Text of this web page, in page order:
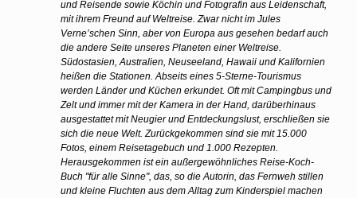
und Reisende sowie Köchin und Fotografin aus Leidenschaft,
mit ihrem Freund auf Weltreise. Zwar nicht im Jules
Verne’schen Sinn, aber von Europa aus gesehen bedarf auch
die andere Seite unseres Planeten einer Weltreise.
Südostasien, Australien, Neuseeland, Hawaii und Kalifornien
heißen die Stationen. Abseits eines 5-Sterne-Tourismus
werden Länder und Küchen erkundet. Oft mit Campingbus und
Zelt und immer mit der Kamera in der Hand, darüberhinaus
ausgestattet mit Neugier und Entdeckungslust, erschließen sie
sich die neue Welt. Zurückgekommen sind sie mit 15.000
Fotos, einem Reisetagebuch und 1.000 Rezepten.
Herausgekommen ist ein außergewöhnliches Reise-Koch-
Buch "für alle Sinne", das, so die Autorin, das Fernweh stillen
und kleine Fluchten aus dem Alltag zum Kinderspiel machen